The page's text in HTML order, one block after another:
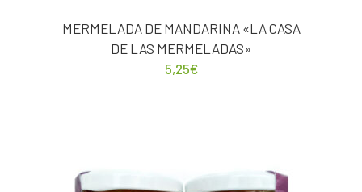
MERMELADA DE MANDARINA «LA CASA
DE LAS MERMELADAS»
5,25€